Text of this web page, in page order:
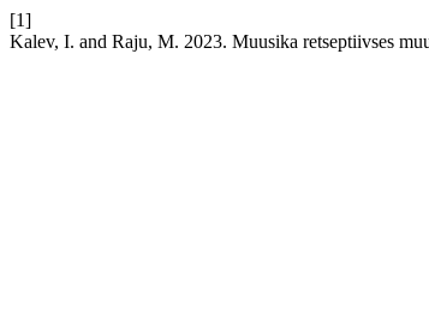
[1]
Kalev, I. and Raju, M. 2023. Muusika retseptiivses